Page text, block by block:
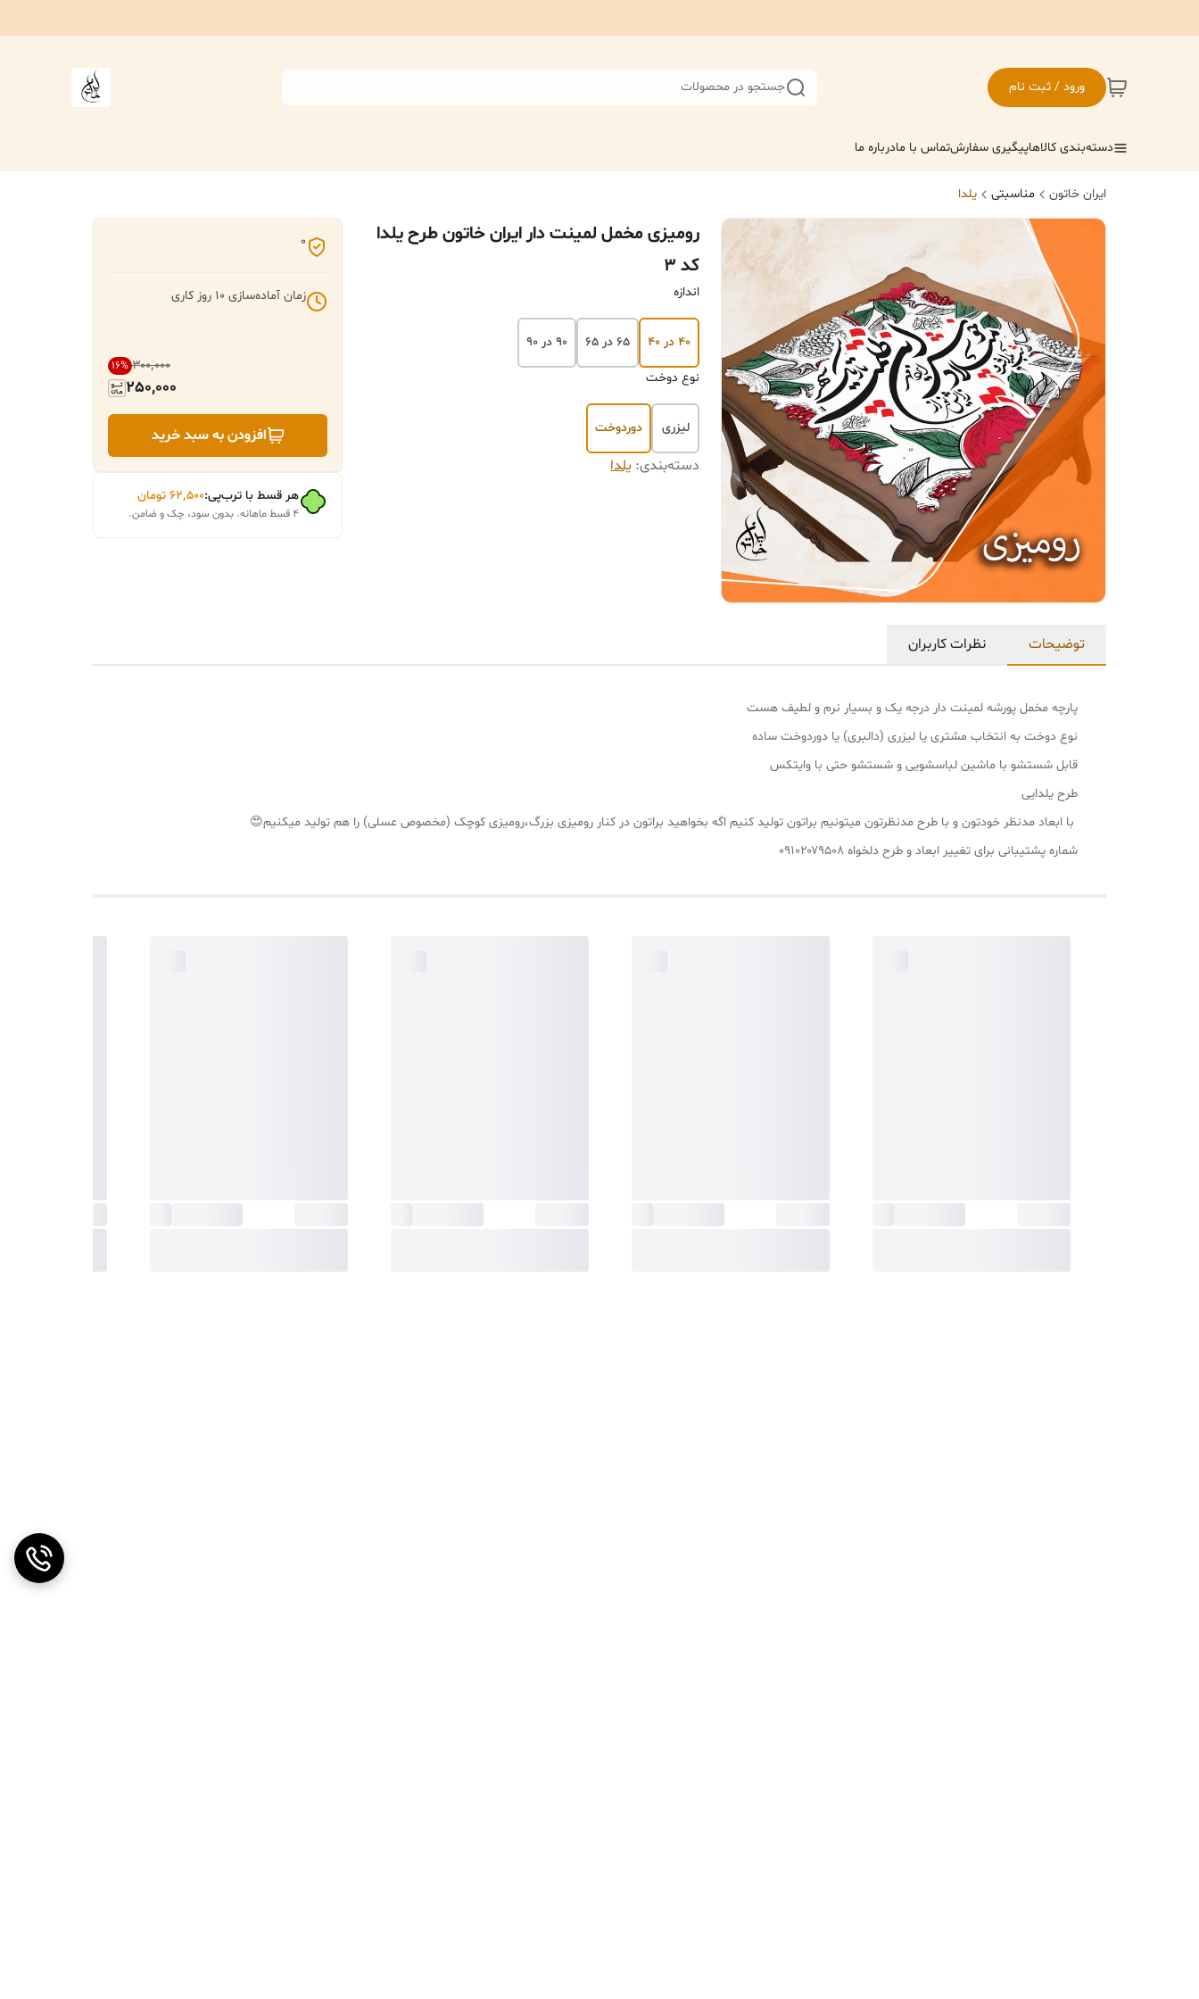
ورود / ثبت نام جستجو در محصولات
دسته‌بندی کالاهاپیگیری سفارشتماس با مادرباره ما
ایران خاتون مناسبتی یلدا
رومیزی مخمل لمینت دار ایران خاتون طرح یلدا
کد ۳
اندازه
۴۰ در ۴۰ ۶۵ در ۶۵ ۹۰ در ۹۰
نوع دوخت
لیزری دوردوخت
دسته‌بندی: یلدا
0
زمان آماده‌سازی 10 روز کاری
۳۰۰٬۰۰۰ 16%
250,000
افزودن به سبد خرید
هر قسط با ترب‌پی:۶۲٬۵۰۰ تومان
۴ قسط ماهانه. بدون سود، چک و ضامن.
توضیحات نظرات کاربران
پارچه مخمل پورشه لمینت دار درجه یک و بسیار نرم و لطیف هست
نوع دوخت به انتخاب مشتری یا لیزری (دالبری) یا دوردوخت ساده
قابل شستشو با ماشین لباسشویی و شستشو حتی با وایتکس
طرح یلدایی
با ابعاد مدنظر خودتون و با طرح مدنظرتون میتونیم براتون تولید کنیم اگه بخواهید براتون در کنار رومیزی بزرگ،رومیزی کوچک (مخصوص عسلی) را هم تولید میکنیم😍
شماره پشتیبانی برای تغییر ابعاد و طرح دلخواه ۰۹۱۰۲۰۷۹۵۰۸